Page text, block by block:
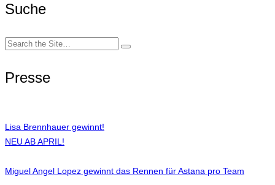
Suche
Search
Presse
Lisa Brennhauer gewinnt!
NEU AB APRIL!
Miguel Angel Lopez gewinnt das Rennen für Astana pro Team